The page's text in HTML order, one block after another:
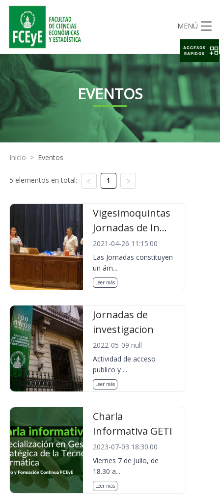
MENÚ
EVENTOS
Inicio > Eventos
5 elementos en total: 1
Vigesimoquintas
Jornadas de In...
2021-04-26 11:15:00
Las Jornadas constituyen
un ám...
Leer más
Jornadas de
investigacion
2022-05-09 null
Actividad de acceso
publico y ...
Leer más
Charla
Informativa GETI
2023-07-03 18:30:00
Viernes 7 de Julio, de
18.30 a...
Leer más
ACCESOS
RAPIDOS